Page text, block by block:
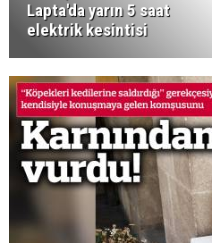
Lapta'da yarın 5 saat
elektrik kesintisi